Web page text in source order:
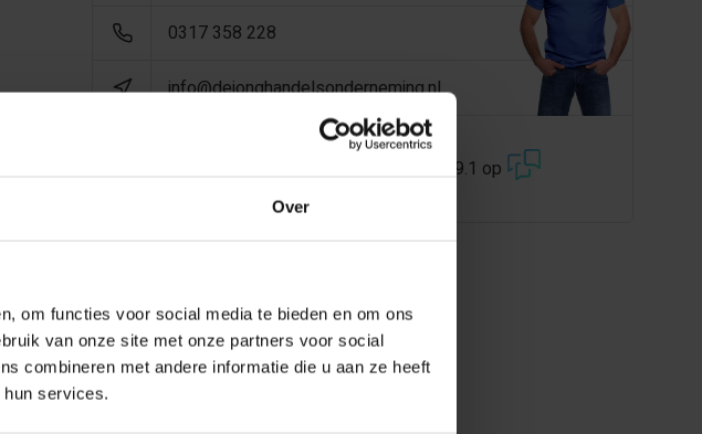
Over
om functies voor social media te bieden en om ons
van onze site met onze partners voor social
combineren met andere informatie die u aan ze heeft
services.
0317 358 228
info@dejonghandelsonderneming.nl
klanten geven ons een 9.1 op